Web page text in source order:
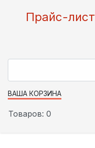
Прайс-лист
ВАША КОРЗИНА
Товаров: 0